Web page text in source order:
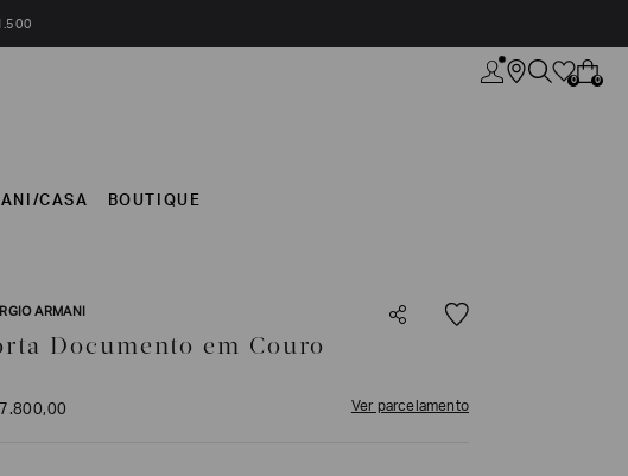
0 0
CASA BOUTIQUE
ARMANI
Documento em Couro
7 .800,00 Ver parcelamento